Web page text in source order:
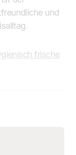
und
frische